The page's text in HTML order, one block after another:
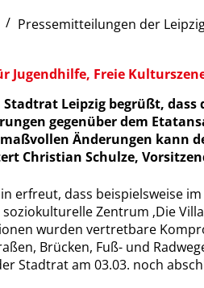
Pressemitteilungen der
Jugendhilfe, Freie
Stadtrat Leipzig begrüßt,
gegenüber dem
maßvollen Änderungen kann
Christian Schulze,
erfreut, dass beispielsweise
Zentrum ‚Die
wurden vertretbare
Brücken, Fuß- und
Stadtrat am 03.03. noch